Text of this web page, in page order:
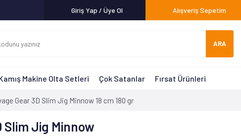
Giriş Yap / Üye Ol Alışveriş Sepetim
ARA
Makine Olta Setleri Çok Satanlar Fırsat Ürünleri
Gear 3D Slim Jig Minnow 18 cm 180 gr
Slim Jig Minnow